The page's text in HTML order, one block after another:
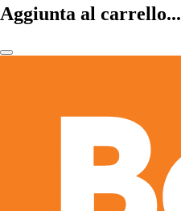
Aggiunta al carrello...